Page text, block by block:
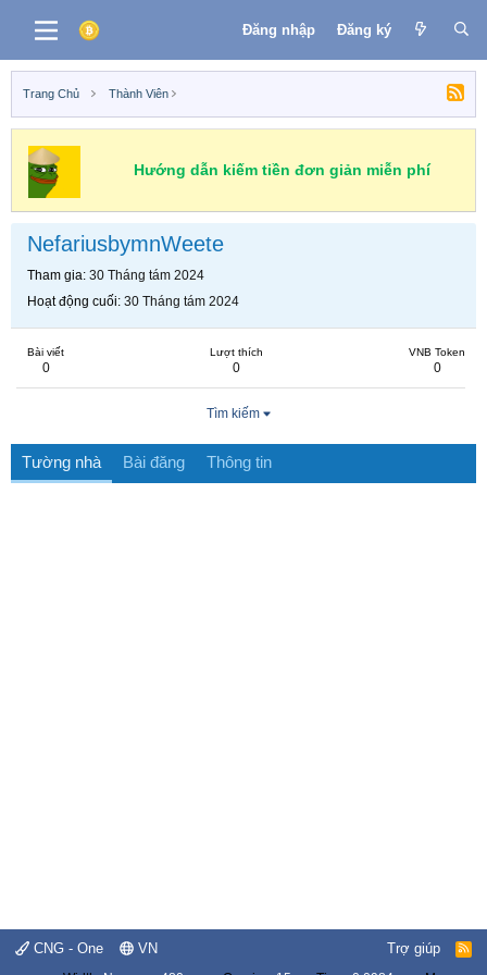
Đăng nhập Đăng ký
Trang Chủ Thành Viên
Hướng dẫn kiếm tiền đơn giản miễn phí
NefariusbymnWeete
Tham gia 30 Tháng tám 2024
Hoạt động cuối 30 Tháng tám 2024
Bài viết
0
Lượt thích
0
VNB Token
0
Tìm kiếm
Tường nhà Bài đăng Thông tin
CNG - One VN Trợ giúp
R